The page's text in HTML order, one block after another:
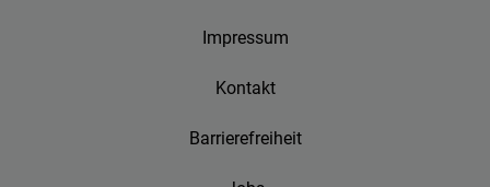
Impressum
Kontakt
Barrierefreiheit